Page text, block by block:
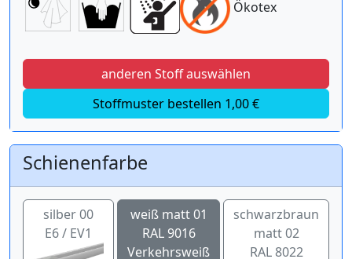
Ökotex
anderen Stoff auswählen
Stoffmuster bestellen 1,00 €
Schienenfarbe
silber 00
E6 / EV1
weiß matt 01
RAL 9016
Verkehrsweiß
schwarzbraun
matt 02
RAL 8022